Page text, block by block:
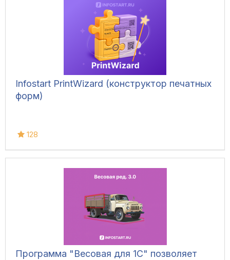
Infostart PrintWizard (конструктор печатных
форм)
128
Программа "Весовая для 1С" позволяет